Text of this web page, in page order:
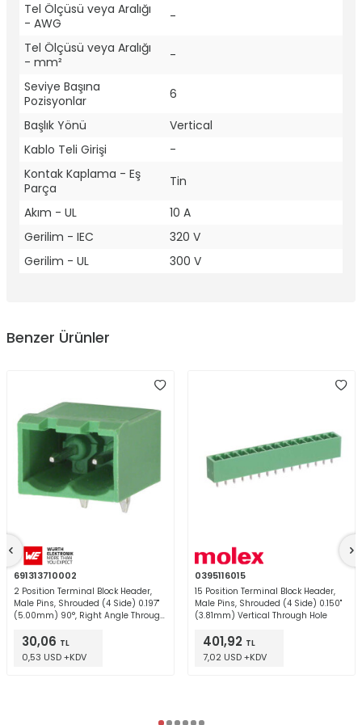
Tel Ölçüsü veya Aralığı
- AWG
-
Tel Ölçüsü veya Aralığı
- mm²
-
Seviye Başına
Pozisyonlar
6
Başlık Yönü
Vertical
Kablo Teli Girişi
-
Kontak Kaplama - Eş
Parça
Tin
Akım - UL
10 A
Gerilim - IEC
320 V
Gerilim - UL
300 V
Benzer Ürünler
691313710002
2 Position Terminal Block Header,
Male Pins, Shrouded (4 Side) 0.197"
(5.00mm) 90°, Right Angle Through
30,06 TL
0,53 USD +KDV
0395116015
15 Position Terminal Block Header,
Male Pins, Shrouded (4 Side) 0.150"
(3.81mm) Vertical Through Hole
401,92 TL
7,02 USD +KDV